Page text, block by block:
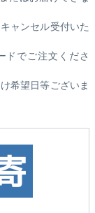
ャンセル受付いた
ドでご注文くださ
希望日等ございま